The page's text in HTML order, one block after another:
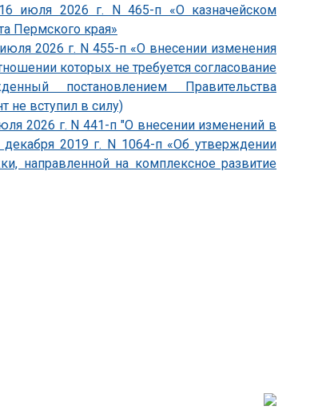
июля 2026 г. N 465-п «О казначейском
Пермского края»
2026 г. N 455-п «О внесении изменения
которых не требуется согласование
постановлением Правительства
не вступил в силу)
2026 г. N 441-п "О внесении изменений в
2019 г. N 1064-п «Об утверждении
направленной на комплексное развитие